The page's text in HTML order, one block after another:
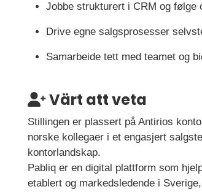
Jobbe strukturert i CRM og følge
Drive egne salgsprosesser
Samarbeide tett med teamet og
Värt att veta
Stillingen er plassert på Antirios
norske kollegaer i et engasjert
kontorlandskap.
Pabliq er en digital plattform som
etablert og markedsledende i